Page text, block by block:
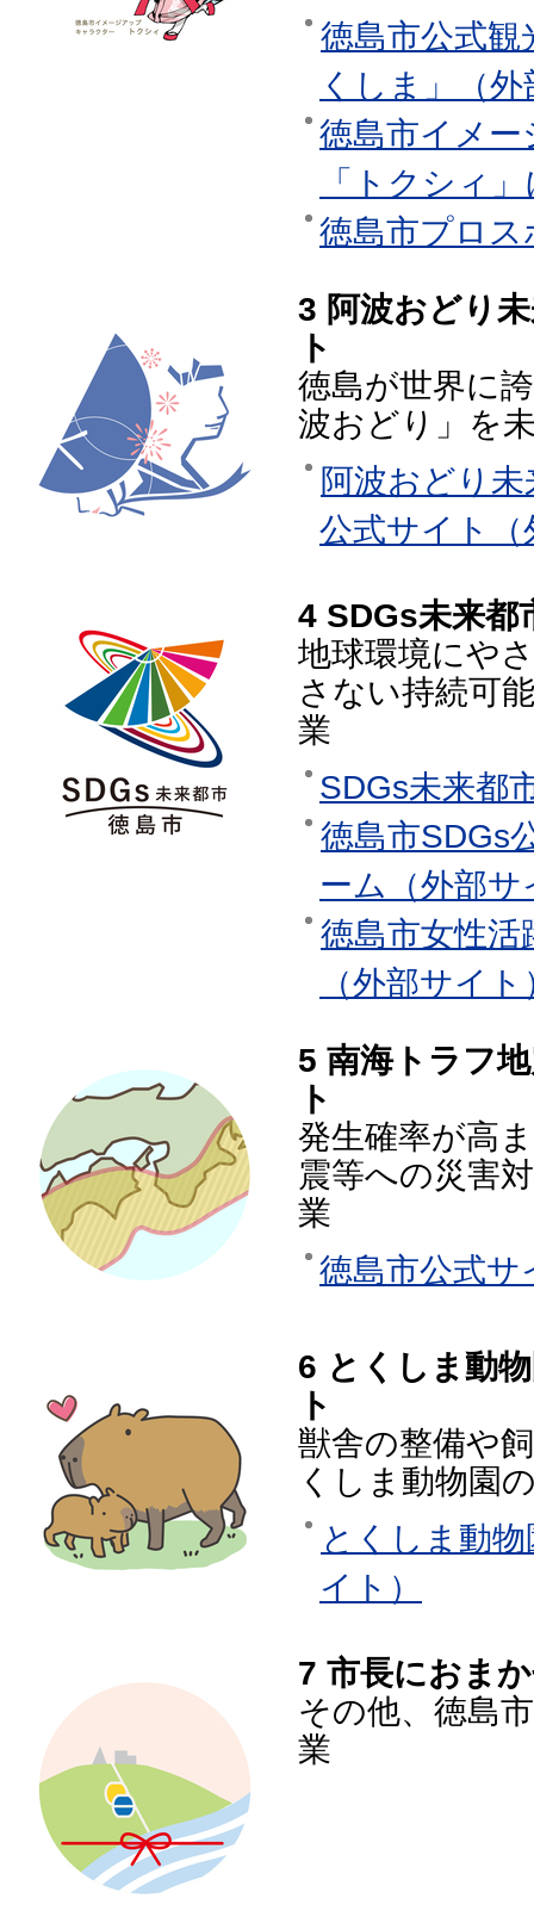
徳島市公式
くしま」（
徳島市イメ
「トクシィ
徳島市プロ
3 阿波おどり
ト
徳島が世界に
波おどり」を
阿波おどり
公式サイト
4 SDGs未来都
地球環境にや
さない持続可
業
SDGs未来都
徳島市SDGs
ーム（外部サ
徳島市女性
（外部サイト
5 南海トラフ
ト
発生確率が高
震等への災害
業
徳島市公式サ
6 とくしま動
ト
獣舎の整備や
くしま動物園
とくしま動
イト）
7 市長におま
その他、徳島
業